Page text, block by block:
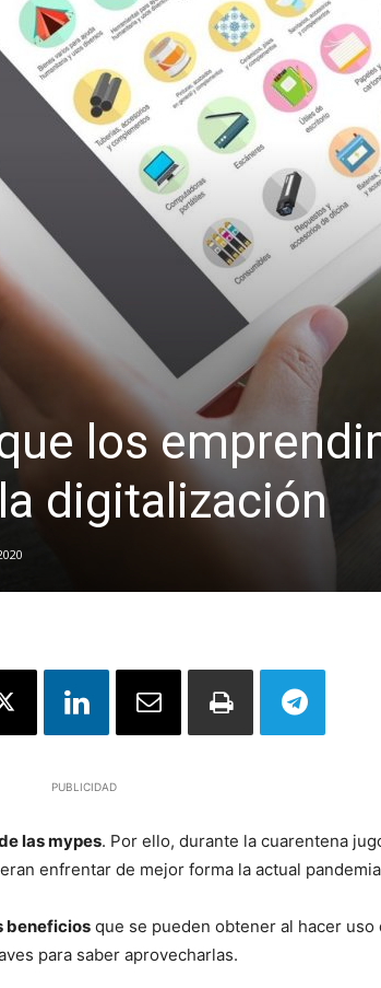
los
digitalización
PUBLICIDAD
las mypes. Por ello, durante la cuarentena
enfrentar de mejor forma la actual
beneficios que se pueden obtener al hacer uso
para saber aprovecharlas.